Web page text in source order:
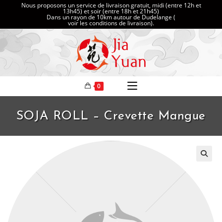
Nous proposons un service de livraison gratuit, midi (entre 12h et
13h45) et soir (entre 18h et 21h45)
Dans un rayon de 10km autour de Dudelange (
voir les conditions de livraison).
0
SOJA ROLL – Crevette Mangue